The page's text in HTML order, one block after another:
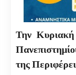
Την Κυριακή
της